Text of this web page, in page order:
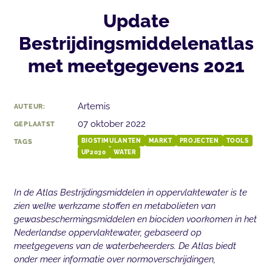
Update
Bestrijdingsmiddelenatlas
met meetgegevens 2021
AUTEUR: Artemis
GEPLAATST 07 oktober 2022
TAGS BIOSTIMULANTEN MARKT PROJECTEN
TOOLS
UP2030
WATER
In de Atlas Bestrijdingsmiddelen in oppervlaktewater is te
zien welke werkzame stoffen en metabolieten van
gewasbeschermingsmiddelen en biociden voorkomen in het
Nederlandse oppervlaktewater, gebaseerd op
meetgegevens van de waterbeheerders. De Atlas biedt
onder meer informatie over normoverschrijdingen,